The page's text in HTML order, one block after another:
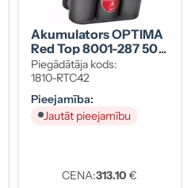
Akumulators OPTIMA
Red Top 8001-287 50
Ah
Piegādātāja kods:
1810-RTC42
Pieejamība:
Jautāt pieejamību
CENA:313.10 €